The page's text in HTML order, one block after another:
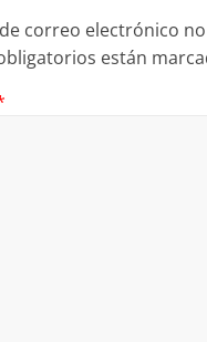
correo electrónico
están